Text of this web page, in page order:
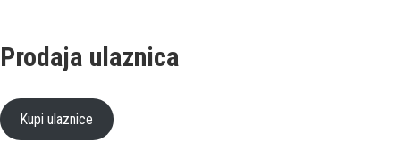
Prodaja ulaznica
Kupi ulaznice